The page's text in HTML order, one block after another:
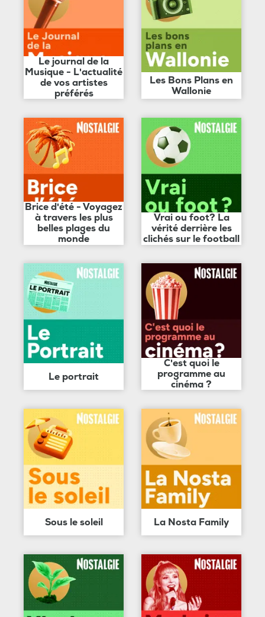
Le journal de la
Musique - L'actualité
de vos artistes
préférés
Les Bons Plans en
Wallonie
Brice d'été - Voyagez
à travers les plus
belles plages du
monde
Vrai ou foot? La
vérité derrière les
clichés sur le football
Le portrait
C'est quoi le
programme au
cinéma ?
Sous le soleil La Nosta Family